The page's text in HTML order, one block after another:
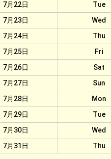
7月22日
Tue
7月23日
Wed
7月24日
Thu
7月25日
Fri
7月26日
Sat
7月27日
Sun
7月28日
Mon
7月29日
Tue
7月30日
Wed
7月31日
Thu